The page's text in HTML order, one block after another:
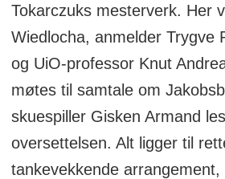
Tokarczuks mesterverk. Her
Wiedlocha, anmelder Trygve
og UiO-professor Knut
møtes til samtale om
skuespiller Gisken Armand
oversettelsen. Alt ligger til
tankevekkende